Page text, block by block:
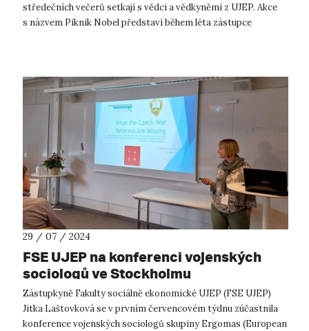
středečních večerů setkají s vědci a vědkyněmi z UJEP. Akce
s názvem Piknik Nobel představí během léta zástupce
29 / 07 / 2024
FSE UJEP na konferenci vojenských
sociologů ve Stockholmu
Zástupkyně Fakulty sociálně ekonomické UJEP (FSE UJEP)
Jitka Laštovková se v prvním červencovém týdnu zúčastnila
konference vojenských sociologů skupiny Ergomas (European